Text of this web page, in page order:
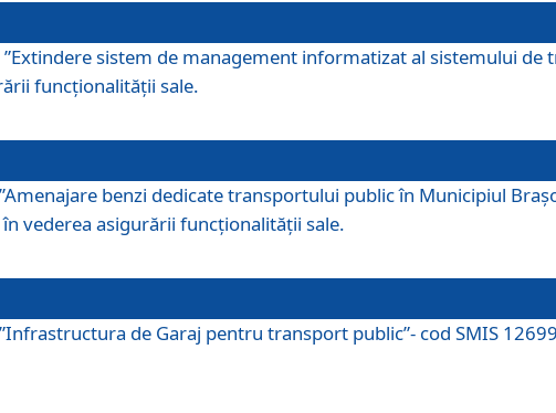
sistem de management informatizat al sistemului de
funcționalității sale.
benzi dedicate transportului public în Municipiul
vederea asigurării funcționalității sale.
de Garaj pentru transport public”- cod SMIS